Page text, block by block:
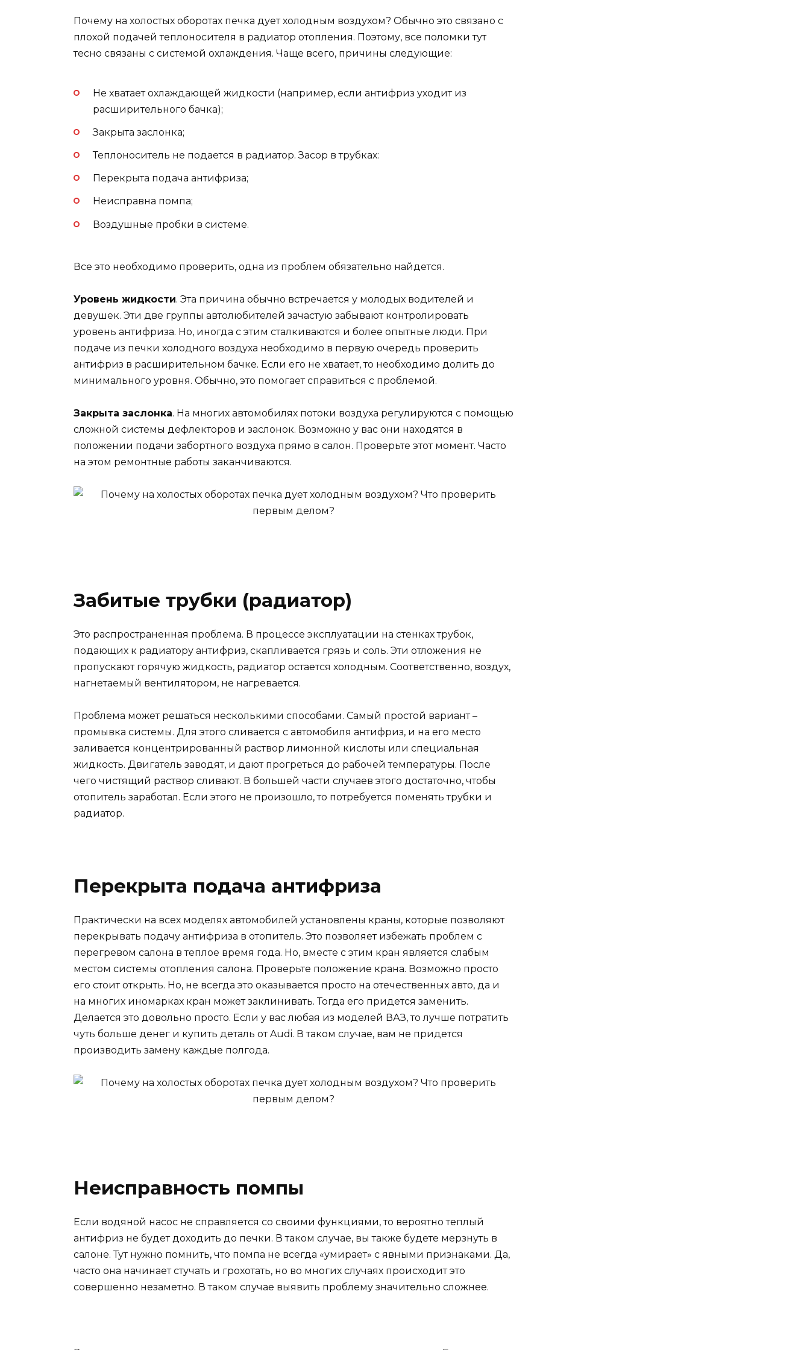
Почему на холостых оборотах печка дует холодным воздухом? Обычно это связано с
плохой подачей теплоносителя в радиатор отопления. Поэтому, все поломки тут
тесно связаны с системой охлаждения. Чаще всего, причины следующие:
Не хватает охлаждающей жидкости (например, если антифриз уходит из
расширительного бачка);
Закрыта заслонка;
Теплоноситель не подается в радиатор. Засор в трубках:
Перекрыта подача антифриза;
Неисправна помпа;
Воздушные пробки в системе.
Все это необходимо проверить, одна из проблем обязательно найдется.
Уровень жидкости. Эта причина обычно встречается у молодых водителей и
девушек. Эти две группы автолюбителей зачастую забывают контролировать
уровень антифриза. Но, иногда с этим сталкиваются и более опытные люди. При
подаче из печки холодного воздуха необходимо в первую очередь проверить
антифриз в расширительном бачке. Если его не хватает, то необходимо долить до
минимального уровня. Обычно, это помогает справиться с проблемой.
Закрыта заслонка. На многих автомобилях потоки воздуха регулируются с помощью
сложной системы дефлекторов и заслонок. Возможно у вас они находятся в
положении подачи забортного воздуха прямо в салон. Проверьте этот момент. Часто
на этом ремонтные работы заканчиваются.
Забитые трубки (радиатор)
Это распространенная проблема. В процессе эксплуатации на стенках трубок,
подающих к радиатору антифриз, скапливается грязь и соль. Эти отложения не
пропускают горячую жидкость, радиатор остается холодным. Соответственно, воздух,
нагнетаемый вентилятором, не нагревается.
Проблема может решаться несколькими способами. Самый простой вариант –
промывка системы. Для этого сливается с автомобиля антифриз, и на его место
заливается концентрированный раствор лимонной кислоты или специальная
жидкость. Двигатель заводят, и дают прогреться до рабочей температуры. После
чего чистящий раствор сливают. В большей части случаев этого достаточно, чтобы
отопитель заработал. Если этого не произошло, то потребуется поменять трубки и
радиатор.
Перекрыта подача антифриза
Практически на всех моделях автомобилей установлены краны, которые позволяют
перекрывать подачу антифриза в отопитель. Это позволяет избежать проблем с
перегревом салона в теплое время года. Но, вместе с этим кран является слабым
местом системы отопления салона. Проверьте положение крана. Возможно просто
его стоит открыть. Но, не всегда это оказывается просто на отечественных авто, да и
на многих иномарках кран может заклинивать. Тогда его придется заменить.
Делается это довольно просто. Если у вас любая из моделей ВАЗ, то лучше потратить
чуть больше денег и купить деталь от Audi. В таком случае, вам не придется
производить замену каждые полгода.
Неисправность помпы
Если водяной насос не справляется со своими функциями, то вероятно теплый
антифриз не будет доходить до печки. В таком случае, вы также будете мерзнуть в
салоне. Тут нужно помнить, что помпа не всегда «умирает» с явными признаками. Да,
часто она начинает стучать и грохотать, но во многих случаях происходит это
совершенно незаметно. В таком случае выявить проблему значительно сложнее.